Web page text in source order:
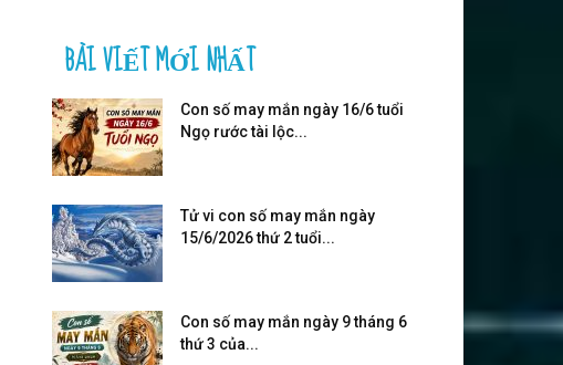
BÀI VIẾT MỚI NHẤT
Con số may mắn ngày 16/6 tuổi
Ngọ rước tài lộc...
Tử vi con số may mắn ngày
15/6/2026 thứ 2 tuổi...
Con số may mắn ngày 9 tháng 6
thứ 3 của...